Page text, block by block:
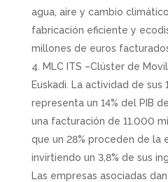
agua, aire y cambio
fabricación eficiente y
millones de euros
MLC ITS –Clúster de
Euskadi. La actividad de sus
representa un 14% del PIB
una facturación de 11.000
que un 28% proceden de la
invirtiendo un 3,8% de sus
Las empresas asociadas